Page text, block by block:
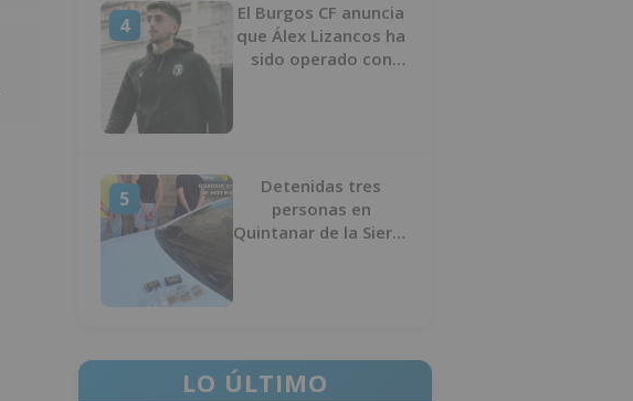
4
El Burgos CF anuncia
que Álex Lizancos ha
sido operado con
5
Detenidas tres
personas en
Quintanar de la Sierra
LO ÚLTIMO